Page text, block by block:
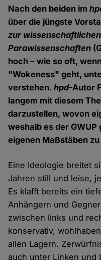
Nach den beiden im
über die jüngste
zur
Parawissenschaften
hoch–wie so oft,
"Wokeness" geht,
verstehen.hpd-Autor
langem mit diesem
darzustellen, wovon
weshalb es der
eigenen Maßstäben
Eine Ideologie breitet
Jahren still und leise,
Es klafft bereits ein
Anhängern und
zwischen links und
konservativ,
allen Lagern.
auch unter Linken und